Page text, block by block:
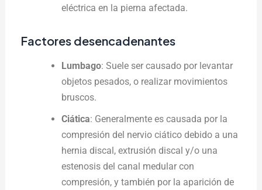
eléctrica en la pierna afectada.
Factores desencadenantes
Lumbago: Suele ser causado por levantar
objetos pesados, o realizar movimientos
bruscos.
Ciática: Generalmente es causada por la
compresión del nervio ciático debido a una
hernia discal, extrusión discal y/o una
estenosis del canal medular con
compresión, y también por la aparición de